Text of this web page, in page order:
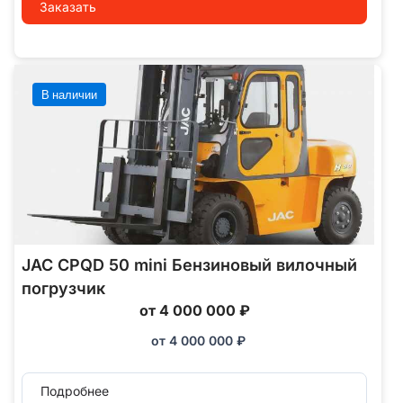
Заказать
В наличии
JAC CPQD 50 mini Бензиновый вилочный
погрузчик
от 4 000 000 ₽
от 4 000 000 ₽
Подробнее